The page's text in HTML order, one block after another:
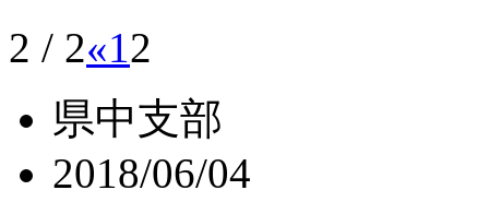
2 / 2«12
県中支部
2018/06/04